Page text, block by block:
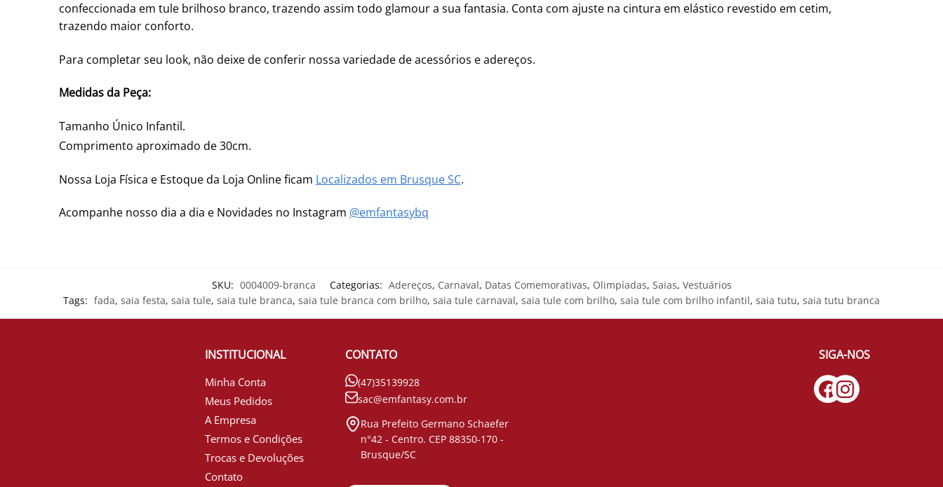
confeccionada em tule brilhoso branco, trazendo assim todo glamour a sua fantasia. Conta com ajuste na cintura em elástico revestido em cetim,
trazendo maior conforto.
Para completar seu look, não deixe de conferir nossa variedade de acessórios e adereços.
Medidas da Peça:
Tamanho Único Infantil.
Comprimento aproximado de 30cm.
Nossa Loja Física e Estoque da Loja Online ficam Localizados em Brusque SC.
Acompanhe nosso dia a dia e Novidades no Instagram @emfantasybq
SKU: 0004009-branca Categorias: Adereços, Carnaval, Datas Comemorativas, Olimpíadas, Saias, Vestuários
Tags: fada, saia festa, saia tule, saia tule branca, saia tule branca com brilho, saia tule carnaval, saia tule com brilho, saia tule com brilho infantil, saia tutu, saia tutu branca
INSTITUCIONAL
Minha Conta
Meus Pedidos
A Empresa
Termos e Condições
Trocas e Devoluções
Contato
CONTATO
(47)35139928
sac@emfantasy.com.br
Rua Prefeito Germano Schaefer
n°42 - Centro. CEP 88350-170 -
Brusque/SC
SIGA-NOS